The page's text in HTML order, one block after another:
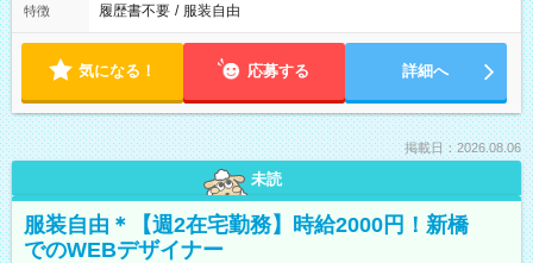
特徴 履歴書不要 / 服装自由
気になる！ 応募する 詳細へ
掲載日：2026.08.06
未読
服装自由＊【週2在宅勤務】時給2000円！新橋
でのWEBデザイナー